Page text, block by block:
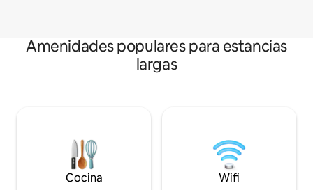
Amenidades populares para estancias
largas
Cocina Wifi